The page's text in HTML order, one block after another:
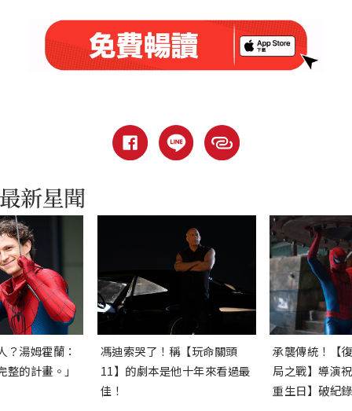
？湯姆霍蘭：
的計畫。」
馮迪索哭了！稱【玩命關頭
11】的劇本是他十年來看過最
佳！
承襲傳統！【
局之戰】導演
重生日】破紀